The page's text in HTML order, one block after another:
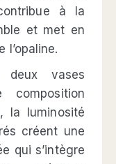
à la
et met en
l’opaline.
deux vases
composition
la luminosité
créent une
qui s’intègre